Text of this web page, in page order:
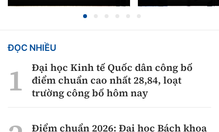
ĐỌC NHIỀU
Đại học Kinh tế Quốc dân công bố
điểm chuẩn cao nhất 28,84, loạt
trường công bố hôm nay
Điểm chuẩn 2026: Đại học Bách khoa